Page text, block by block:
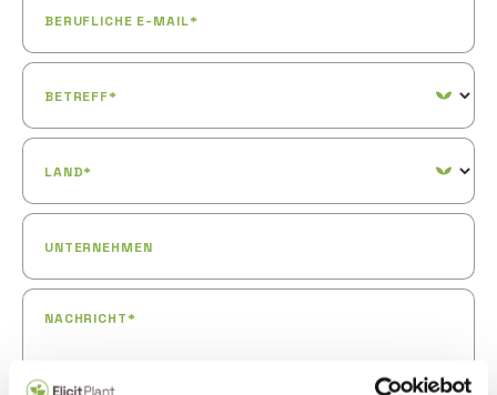
BERUFLICHE E-MAIL*
BETREFF*
LAND*
UNTERNEHMEN
NACHRICHT*